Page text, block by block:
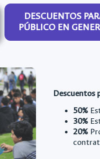
DESCUENTOS
PÚBLICO EN
Descuentos
50%
30%
20%